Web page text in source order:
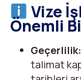
Vize
Önemli
Geçerlilik:
talimat